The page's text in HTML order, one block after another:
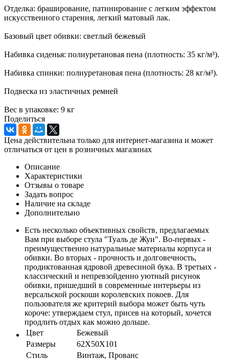
Отделка: браширование, патинирование с легким эффектом
искусственного старения, легкий матовый лак.
Базовый цвет обивки: светлый бежевый
Набивка сиденья: полиуретановая пена (плотность: 35 кг/м³).
Набивка спинки: полиуретановая пена (плотность: 28 кг/м³).
Подвеска из эластичных ремней
Вес в упаковке: 9 кг
Поделиться
Цена действительна только для интернет-магазина и может
отличаться от цен в розничных магазинах
Описание
Характеристики
Отзывы о товаре
Задать вопрос
Наличие на складе
Дополнительно
Есть несколько объективных свойств, предлагаемых
Вам при выборе стула "Туаль де Жуи". Во-первых -
преимущественно натуральные материалы корпуса и
обивки. Во вторых - прочность и долговечность,
продиктованная ядровой древесиной бука. В третьих -
классический и непревзойденно уютный рисунок
обивки, пришедший в современные интерьеры из
версальской роскоши королевских покоев. Для
пользователя же критерий выбора может быть чуть
короче: утверждаем стул, присев на который, хочется
продлить отдых как можно дольше.
Цвет
Бежевый
Размеры
62X50X101
Стиль
Винтаж, Прованс